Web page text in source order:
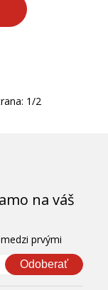
1/2
na váš
prvými
Odoberať